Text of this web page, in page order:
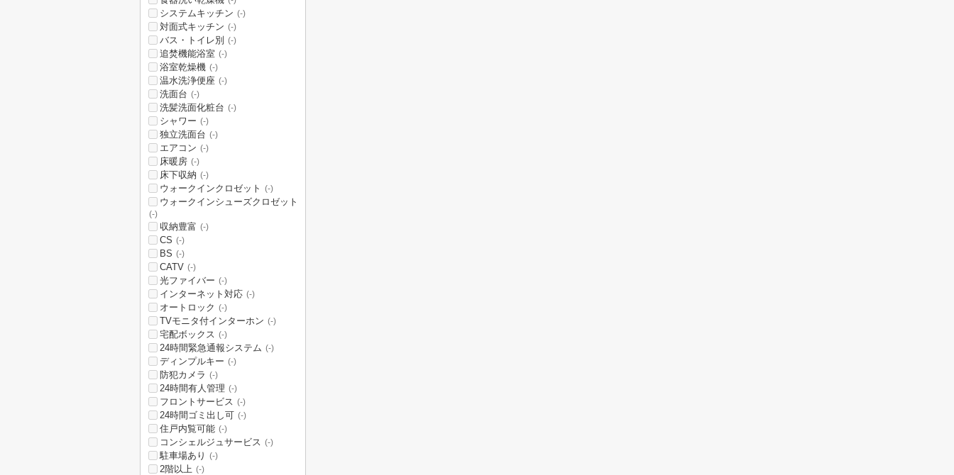
システムキッチン (-)
対面式キッチン (-)
バス・トイレ別 (-)
追焚機能浴室 (-)
浴室乾燥機 (-)
温水洗浄便座 (-)
洗面台 (-)
洗髪洗面化粧台 (-)
シャワー (-)
独立洗面台 (-)
エアコン (-)
床暖房 (-)
床下収納 (-)
ウォークインクロゼット (-)
ウォークインシューズクロゼット
(-)
収納豊富 (-)
CS (-)
BS (-)
CATV (-)
光ファイバー (-)
インターネット対応 (-)
オートロック (-)
TVモニタ付インターホン (-)
宅配ボックス (-)
24時間緊急通報システム (-)
ディンプルキー (-)
防犯カメラ (-)
24時間有人管理 (-)
フロントサービス (-)
24時間ゴミ出し可 (-)
住戸内覧可能 (-)
コンシェルジュサービス (-)
駐車場あり (-)
2階以上 (-)